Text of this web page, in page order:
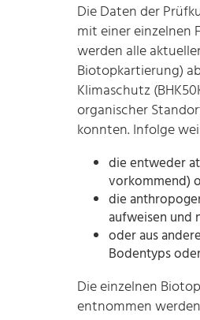
Die Daten der
mit einer einzelnen
werden alle
Biotopkartierung)
Klimaschutz
organischer
konnten. Infolge
die entweder
vorkommend)
die
aufweisen und
oder aus
Bodentyps
Die einzelnen
entnommen